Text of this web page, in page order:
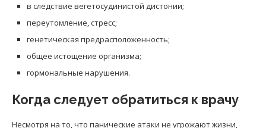
в следствие вегетосудинистой дистонии;
переутомление, стресс;
генетическая предрасположенность;
общее истощение организма;
гормональные нарушения.
Когда следует обратиться к врачу
Несмотря на то, что панические атаки не угрожают жизни,